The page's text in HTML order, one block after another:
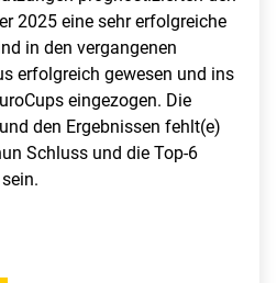
2025 eine sehr erfolgreiche
in den vergangenen
erfolgreich gewesen und ins
eingezogen. Die
den Ergebnissen fehlt(e)
Schluss und die Top-6